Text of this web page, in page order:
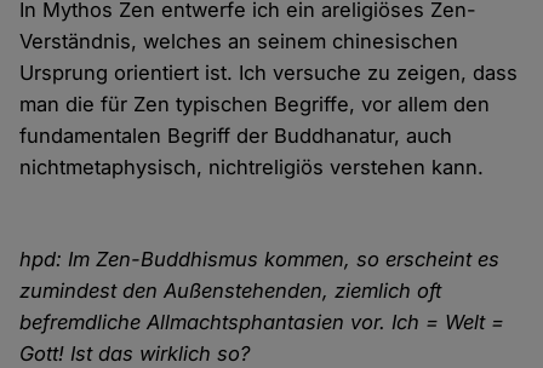
In Mythos Zen entwerfe ich ein areligiöses Zen-
Verständnis, welches an seinem chinesischen
Ursprung orientiert ist. Ich versuche zu zeigen, dass
man die für Zen typischen Begriffe, vor allem den
fundamentalen Begriff der Buddhanatur, auch
nichtmetaphysisch, nichtreligiös verstehen kann.
hpd: Im Zen-Buddhismus kommen, so erscheint es
zumindest den Außenstehenden, ziemlich oft
befremdliche Allmachtsphantasien vor. Ich = Welt =
Gott! Ist das wirklich so?